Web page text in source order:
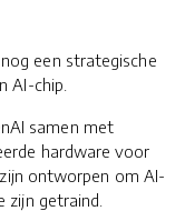
een strategische
AI-chip.
samen met
hardware voor
ontworpen om AI-
getraind.